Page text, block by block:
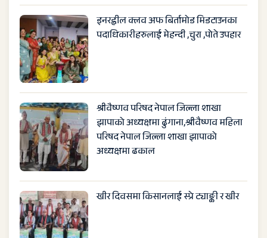
इनरह्वील क्लव अफ बिर्तामोड मिडटाउनका
पदाधिकारीहरुलाई मेहन्दी ,चुरा ,पोते उपहार
श्रीवैष्णव परिषद नेपाल जिल्ला शाखा
झापाको अध्यक्षमा ढुंगाना,श्रीवैष्णव महिला
परिषद नेपाल जिल्ला शाखा झापाको
अध्यक्षमा ढकाल
खीर दिवसमा किसानलाई स्प्रे ट्याङ्की र खीर